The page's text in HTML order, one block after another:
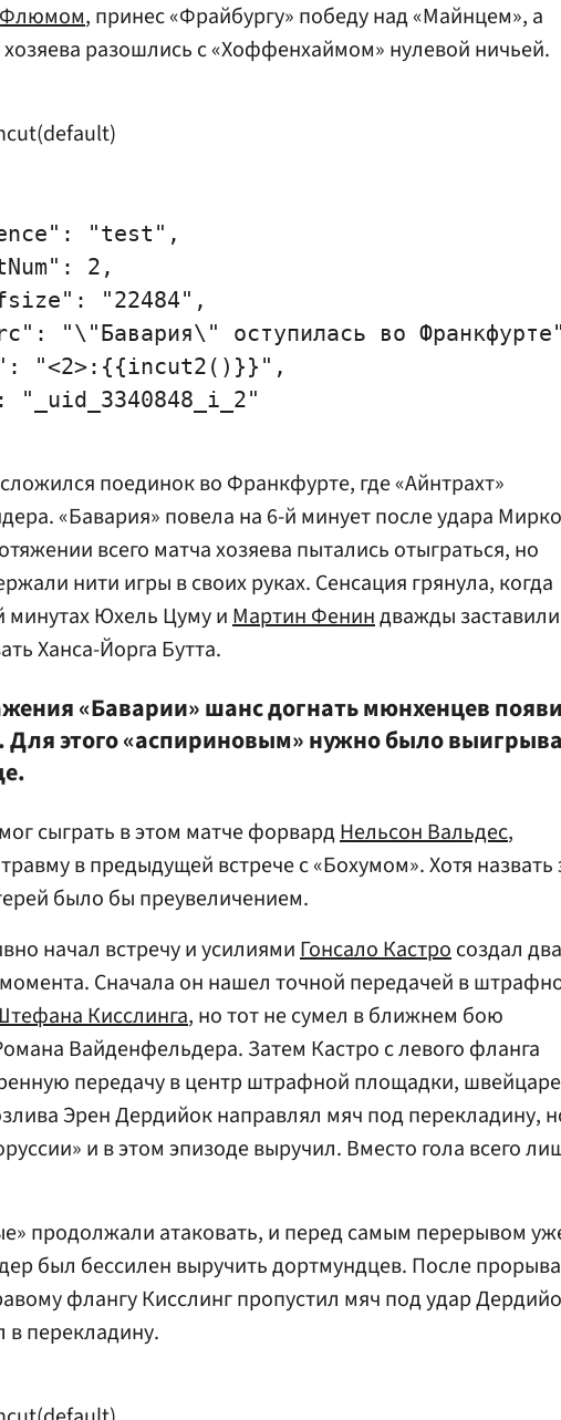
Флюмом, принес «Фрайбургу» победу над «Майнцем», а
разошлись с «Хоффенхаймом» нулевой ничьей.
"test",
2,
"22484",
"\"Бавария\" оступилась во
"<2>:{{incut2()}}",
"_uid_3340848_i_2"
поединок во Франкфурте, где «Айнтрахт»
«Бавария» повела на 6-й минует после удара Мирко
всего матча хозяева пытались отыграться, но
нити игры в своих руках. Сенсация грянула, когда
минутах Юхель Цуму иМартин Фениндважды заставили
Ханса-Йорга Бутта.
«Баварии» шанс догнать мюнхенцев
Для этого «аспириновым» нужно было
сыграть в этом матче форвардНельсон Вальдес,
в предыдущей встрече с «Бохумом». Хотя назвать
было бы преувеличением.
начал встречу и усилиямиГонсало Кастросоздал два
Сначала он нашел точной передачей в
Кисслинга, но тот не сумел в ближнем бою
Вайденфельдера. Затем Кастро с левого фланга
передачу в центр штрафной площадки,
Эрен Дердийок направлял мяч под перекладину,
и в этом эпизоде выручил. Вместо гола всего
продолжали атаковать, и перед самым перерывом
был бессилен выручить дортмундцев. После прорыва
флангу Кисслинг пропустил мяч под удар
в перекладину.